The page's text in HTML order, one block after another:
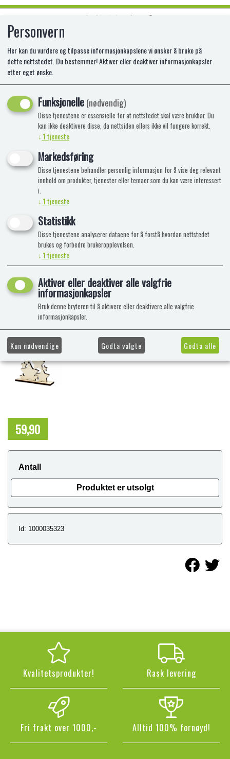
JULETRE
59,90
Antall
Produktet er utsolgt
Id: 1000035323
Kvalitetsprodukter! Rask levering
Fri frakt over 1000,- Alltid 100% fornøyd!
Personvern
Her kan du vurdere og tilpasse informasjonkapslene vi ønsker å bruke på
dette nettstedet. Du bestemmer! Aktiver eller deaktiver informasjonkapsler
etter eget ønske.
Funksjonelle(nødvendig)
Disse tjenestene er essensielle for at nettstedet skal være brukbar. Du
kan ikke deaktivere disse, da nettsiden ellers ikke vil fungere korrekt.
↓ 1tjeneste
Markedsføring
Disse tjenestene behandler personlig informasjon for å vise deg relevant
innhold om produkter, tjenester eller temaer som du kan være interessert
i.
↓ 1tjeneste
Statistikk
Disse tjenestene analyserer dataene for å forstå hvordan nettstedet
brukes og forbedre brukeropplevelsen.
↓ 1tjeneste
Aktiver eller deaktiver alle valgfrie
informasjonkapsler
Bruk denne bryteren til å aktivere eller deaktivere alle valgfrie
informasjonkapsler.
Kun nødvendige Godta valgte Godta alle